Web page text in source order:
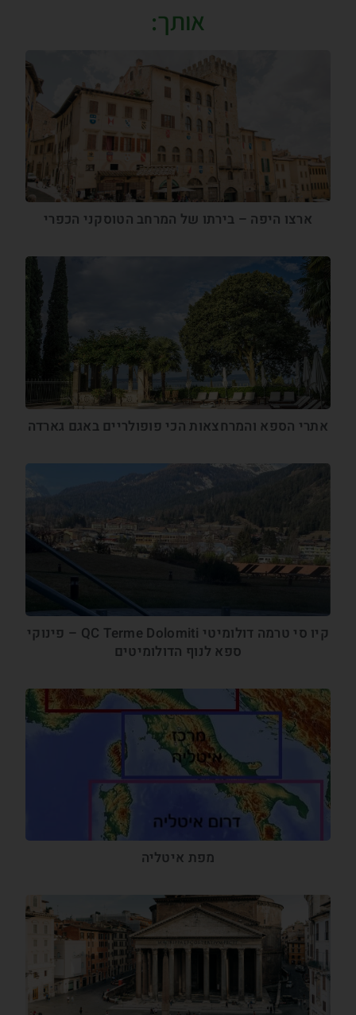
אותך:
ארצו היפה – בירתו של המרחב הטוסקני הכפרי
אתרי הספא והמרחצאות הכי פופולריים באגם גארדה
קיו סי טרמה דולומיטי QC Terme Dolomiti – פינוקי
ספא לנוף הדולומיטים
מפת איטליה